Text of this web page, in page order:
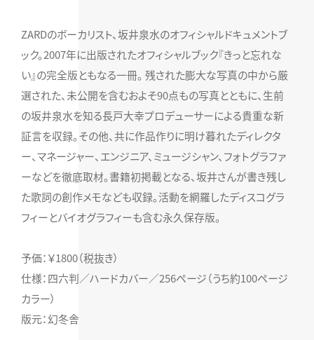
ZARDのボーカリスト、坂井泉水のオフィシャルドキュメントブ
ック。2007年に出版されたオフィシャルブック『きっと忘れな
い』の完全版ともなる一冊。 残された膨大な写真の中から厳
選された、未公開を含むおよそ90点もの写真とともに、生前
の坂井泉水を知る長戸大幸プロデューサーによる貴重な新
証言を収録。その他、共に作品作りに明け暮れたディレクタ
ー、マネージャー、エンジニア、ミュージシャン、フォトグラファ
ーなどを徹底取材。書籍初掲載となる、坂井さんが書き残し
た歌詞の創作メモなども収録。活動を網羅したディスコグラ
フィーとバイオグラフィーも含む永久保存版。
予価：￥1800（税抜き）
仕様：四六判／ハードカバー／256ページ（うち約100ページ
カラー）
版元：幻冬舎